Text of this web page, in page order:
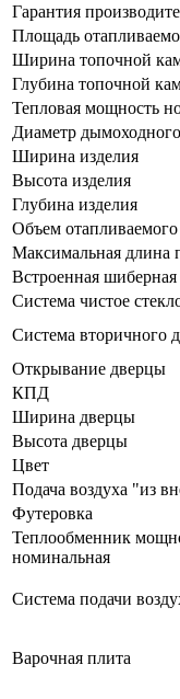
Гарантия
Площадь
Ширина топочной
Глубина топочной
Тепловая мощность
Диаметр
Ширина изделия
Высота изделия
Глубина изделия
Объем
Максимальная длина
Встроенная шиберная
Система чистое
Система вторичного
Открывание дверцы
КПД
Ширина дверцы
Высота дверцы
Цвет
Подача воздуха "из
Футеровка
Теплообменник
номинальная
Система подачи
Варочная плита